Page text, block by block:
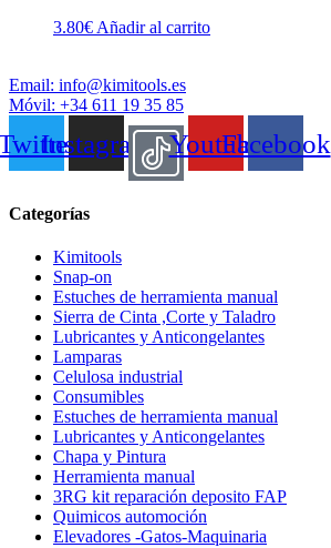
3.80€ Añadir al carrito
Email: info@kimitools.es
Móvil: +34 611 19 35 85
Instagram YoutubeFacebook
Categorías
Kimitools
Snap-on
Estuches de herramienta manual
Sierra de Cinta ,Corte y Taladro
Lubricantes y Anticongelantes
Lamparas
Celulosa industrial
Consumibles
Estuches de herramienta manual
Lubricantes y Anticongelantes
Chapa y Pintura
Herramienta manual
3RG kit reparación deposito FAP
Quimicos automoción
Elevadores -Gatos-Maquinaria